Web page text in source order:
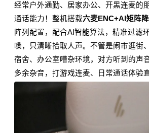
经常户外通勤、居家办公、开黑连麦的
通话能力！整机搭载六麦ENC+AI矩阵
阵列配置，配合AI智能算法，精准过滤
噪，只清晰拾取人声。不管是闹市逛街
宿舍、办公室嘈杂环境，对方听到的声
多余杂音，打游戏连麦、日常通话体验